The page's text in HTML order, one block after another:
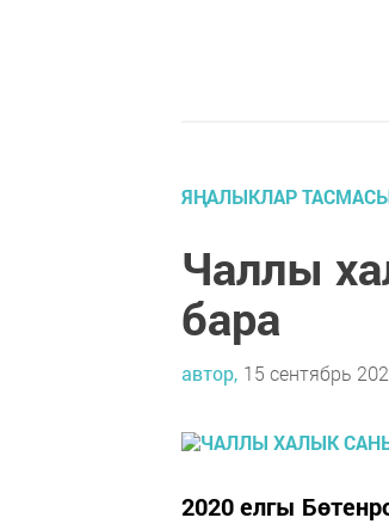
ЯҢАЛЫКЛАР
Чаллы
бара
автор, 15 сентябрь
2020 елгы